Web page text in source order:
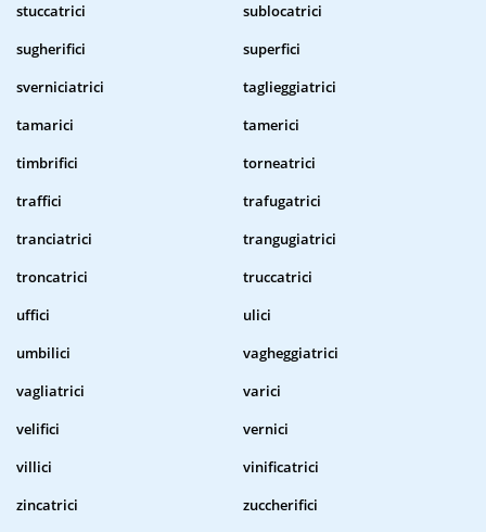
stuccatrici
sublocatrici
sugherifici
superfici
sverniciatrici
taglieggiatrici
tamarici
tamerici
timbrifici
torneatrici
traffici
trafugatrici
tranciatrici
trangugiatrici
troncatrici
truccatrici
uffici
ulici
umbilici
vagheggiatrici
vagliatrici
varici
velifici
vernici
villici
vinificatrici
zincatrici
zuccherifici